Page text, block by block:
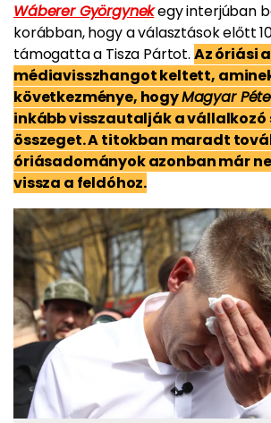
Wáberer Györgynekegy interjúban
korábban, hogy a választások előtt
támogatta a Tisza Pártot. Az óriási
médiavisszhangot keltett,
következménye, hogyMagyar
inkább visszautalják a
összeget. A titokban maradt
óriásadományok azonban már
vissza a feldóhoz.